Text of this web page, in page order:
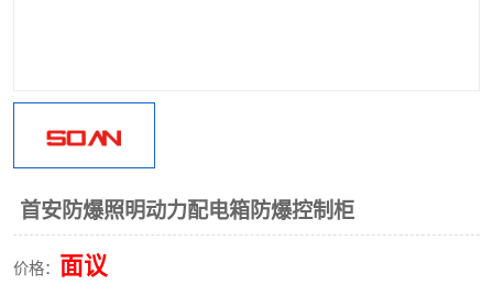
首安防爆照明动力配电箱防爆控制柜
价格： 面议